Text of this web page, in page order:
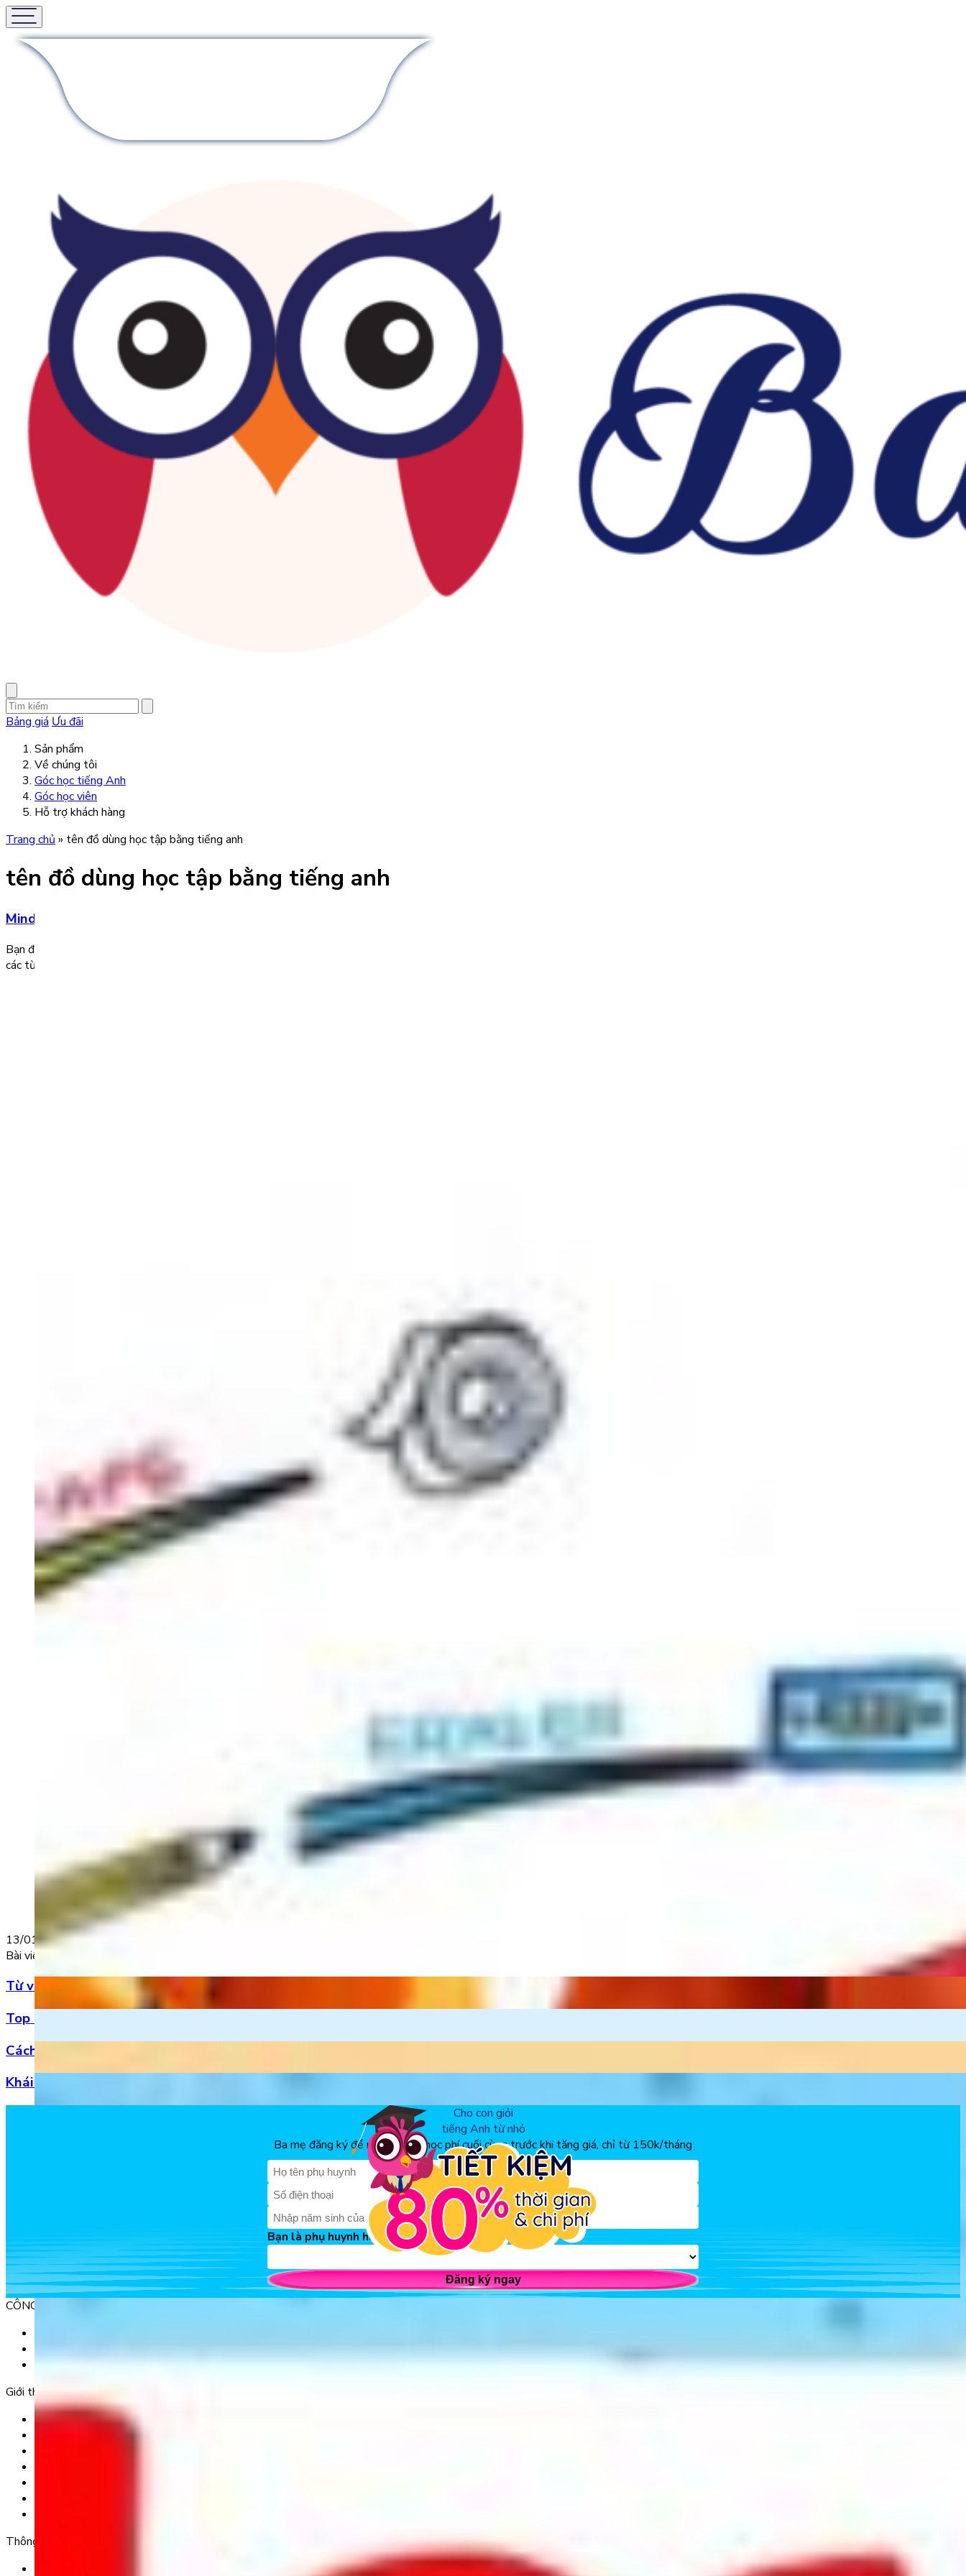
Bảng giá Ưu đãi
Sản phẩm
Về chúng tôi
Góc học tiếng Anh
Góc học viên
Hỗ trợ khách hàng
Trang chủ » tên đồ dùng học tập bằng tiếng anh
tên đồ dùng học tập bằng tiếng anh
Mindmap đồ dùng học tập bằng tiếng Anh siêu dễ nhớ
Bạn đang tìm hiểu về đồ dùng học tập bằng tiếng Anh cho bé học? Làm thế nào để dạy cho bé nhớ nhanh và lâu các từ vựng này đồng thời phát âm đúng? Bài viết dưới đây sẽ cung cấp tất cả
các từ vựng tiếng Anh về đồ dùng học tập thông […]
13/01/2023
Bài viết nổi bật
Từ vựng Halloween tiếng Anh: Chuẩn bị cho mùa lễ hội
Top 5 bài hát 20/11 hay nhất bằng tiếng Anh cho bé
Cách đọc số thập phân trong tiếng Anh chuẩn xác nhất
Khái niệm, phân loại và vị trí của danh từ trong tiếng Anh
Cho con giỏi
tiếng Anh từ nhỏ
Ba mẹ đăng ký để nhận ưu đãi học phí cuối cùng trước khi tăng giá, chỉ từ 150k/tháng
Bạn là phụ huynh hay học sinh?
Đăng ký ngay
CÔNG TY TNHH GIÁO DỤC UNICLASS
Tầng 3, Số 61 phố Ngụy Như Kon Tum, phường Thanh Xuân, thành phố Hà Nội, Việt Nam.
Tầng 5, Tòa nhà G8 Golden, 113 - 115 Ung Văn Khiêm, Phường 25, Quận Bình Thạnh, TP Hồ Chí Minh.
Giới thiệu
Trang chủ
Thông tin chuyển khoản
Ngân hàng TMCP Việt Nam Thịnh Vượng (VP Bank) - CN Kinh Đô